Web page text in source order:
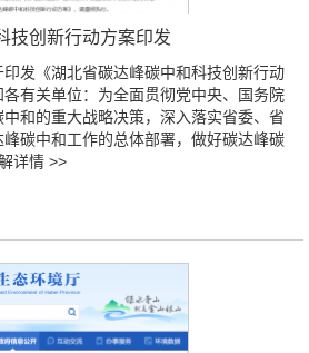
技创新行动方案印发
发《湖北省碳达峰碳中和科技创新行动
各有关单位：为全面贯彻党中央、国务院
中和的重大战略决策，深入落实省委、省
碳中和工作的总体部署，做好碳达峰碳
详情 >>